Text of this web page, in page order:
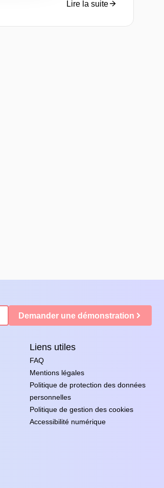
Lire la suite
Demander une démonstration
Liens utiles
FAQ
Mentions légales
Politique de protection des données
personnelles
Politique de gestion des cookies
Accessibilité numérique